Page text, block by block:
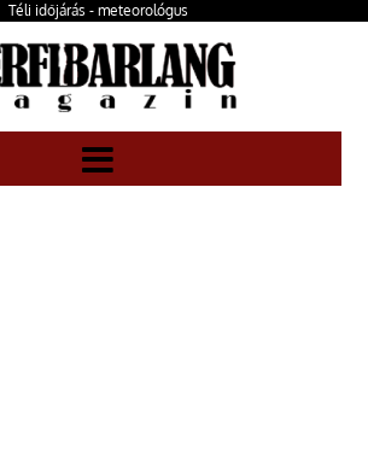
Téli időjárás - meteorológus